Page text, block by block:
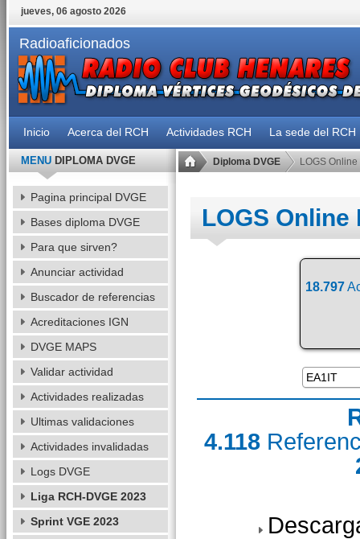
jueves, 06 agosto 2026
Radioaficionados
Inicio Acerca del RCH Actividades RCH La sede del RCH
Diploma DVGE LOGS Online
LOGS Online
18.797
4.118
MENUDIPLOMA DVGE
Pagina principal DVGE
Bases diploma DVGE
Para que sirven?
Anunciar actividad
Buscador de referencias
Acreditaciones IGN
DVGE MAPS
Validar actividad
Actividades realizadas
Ultimas validaciones
Actividades invalidadas
Logs DVGE
Liga RCH-DVGE 2023
Sprint VGE 2023